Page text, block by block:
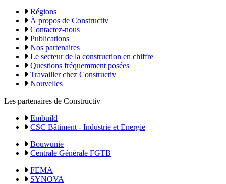
Régions
À propos de Constructiv
Contactez-nous
Publications
Nos partenaires
Le secteur de la construction en chiffre
Questions fréquemment posées
Travailler chez Constructiv
Nouvelles
Les partenaires de Constructiv
Embuild
CSC Bâtiment - Industrie et Energie
Bouwunie
Centrale Générale FGTB
FEMA
SYNOVA